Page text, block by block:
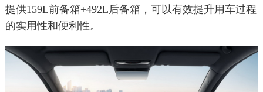
提供159L前备箱+492L后备箱，可以有效提升用车过程
的实用性和便利性。